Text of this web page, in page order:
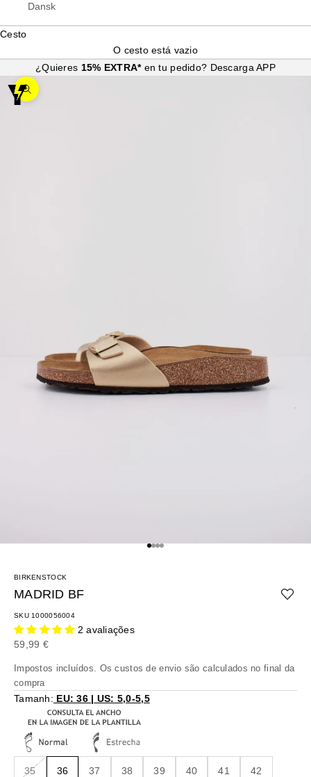
Dansk
Cesto
O cesto está vazio
¿Quieres 15% EXTRA* en tu pedido? Descarga APP
Ampliar
Ir para o artigo 1
Ir para o artigo 2
Ir para o artigo 3
Ir para o artigo 4
BIRKENSTOCK
MADRID BF
SKU 1000056004
2 avaliações
Preço promocional
59,99 €
Impostos incluídos. Oscustos de envio são calculados no final da
compra
Tamanh: EU: 36 | US: 5,0-5,5
35 36 37 38 39 40 41 42